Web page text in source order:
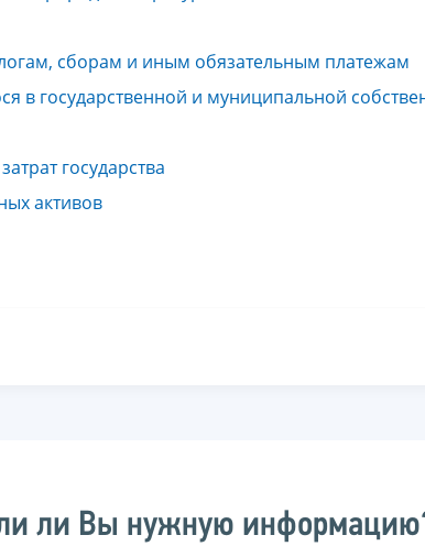
сборам и иным обязательным платежам
в государственной и муниципальной
государства
активов
ли Вы нужную